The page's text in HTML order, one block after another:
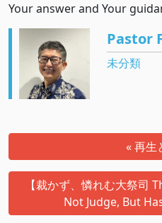
Your answer and Your
Pastor
未分類
« 再生
【裁かず、憐れむ大祭司
Not Judge, But